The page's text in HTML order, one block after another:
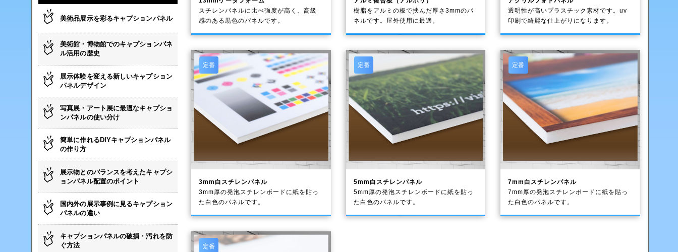
スチレンパネルに比べ強度が高く、高級
感のある黒色のパネルです。
樹脂をアルミの板で挟んだ厚さ3mmのパ
ネルです。屋外使用に最適。
透明性が高いプラスチック素材です。uv
印刷で綺麗な仕上がりになります。
定番
3mm白スチレンパネル
3mm厚の発泡スチレンボードに紙を貼っ
た白色のパネルです。
定番
5mm白スチレンパネル
5mm厚の発泡スチレンボードに紙を貼っ
た白色のパネルです。
定番
7mm白スチレンパネル
7mm厚の発泡スチレンボードに紙を貼っ
た白色のパネルです。
定番
美術品展示を彩るキャプションパネル
美術館・博物館でのキャプションパネ
ル活用の歴史
展示体験を変える新しいキャプション
パネルデザイン
写真展・アート展に最適なキャプショ
ンパネルの使い分け
簡単に作れるDIYキャプションパネル
の作り方
展示物とのバランスを考えたキャプシ
ョンパネル配置のポイント
国内外の展示事例に見るキャプション
パネルの違い
キャプションパネルの破損・汚れを防
ぐ方法